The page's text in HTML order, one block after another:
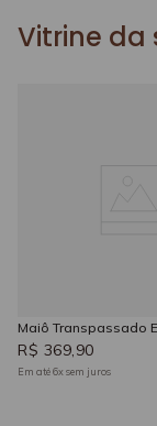
Vitrine da
Maiô Transpassado
Sun Kissed
R$ 369,90
Em até6x sem juros